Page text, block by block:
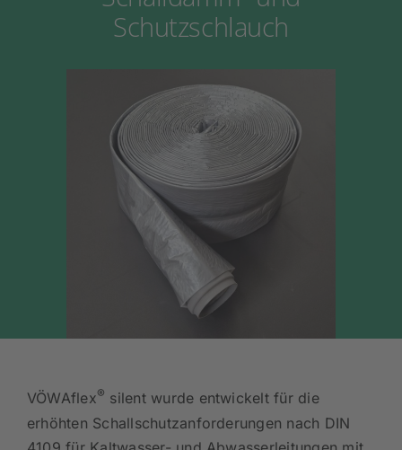
Schalldämm- und
Schutzschlauch
VÖWAflex
silent wurde entwickelt für die
erhöhten Schallschutzanforderungen nach DIN